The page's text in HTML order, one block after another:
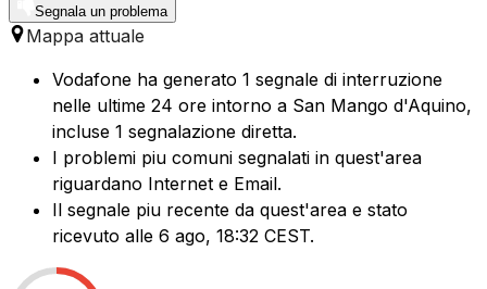
Segnala un problema
Mappa attuale
Vodafone ha generato 1 segnale di interruzione
nelle ultime 24 ore intorno a San Mango d'Aquino,
incluse 1 segnalazione diretta.
I problemi piu comuni segnalati in quest'area
riguardano Internet e Email.
Il segnale piu recente da quest'area e stato
ricevuto alle 6 ago, 18:32 CEST.